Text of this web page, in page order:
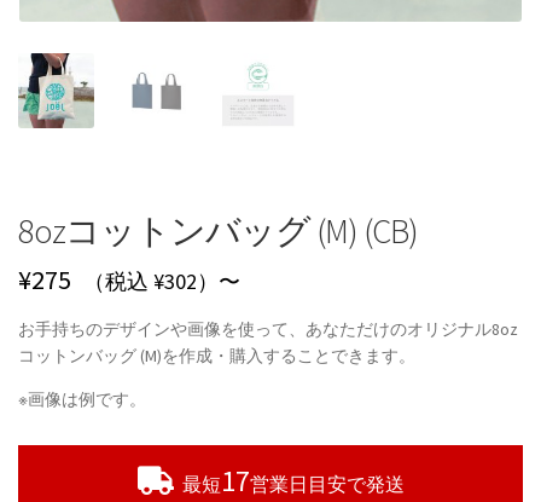
8ozコットンバッグ (M) (CB)
¥275 （税込 ¥302）〜
お手持ちのデザインや画像を使って、あなただけのオリジナル8oz
コットンバッグ (M)を作成・購入することできます。
※画像は例です。
最短17営業日目安で発送